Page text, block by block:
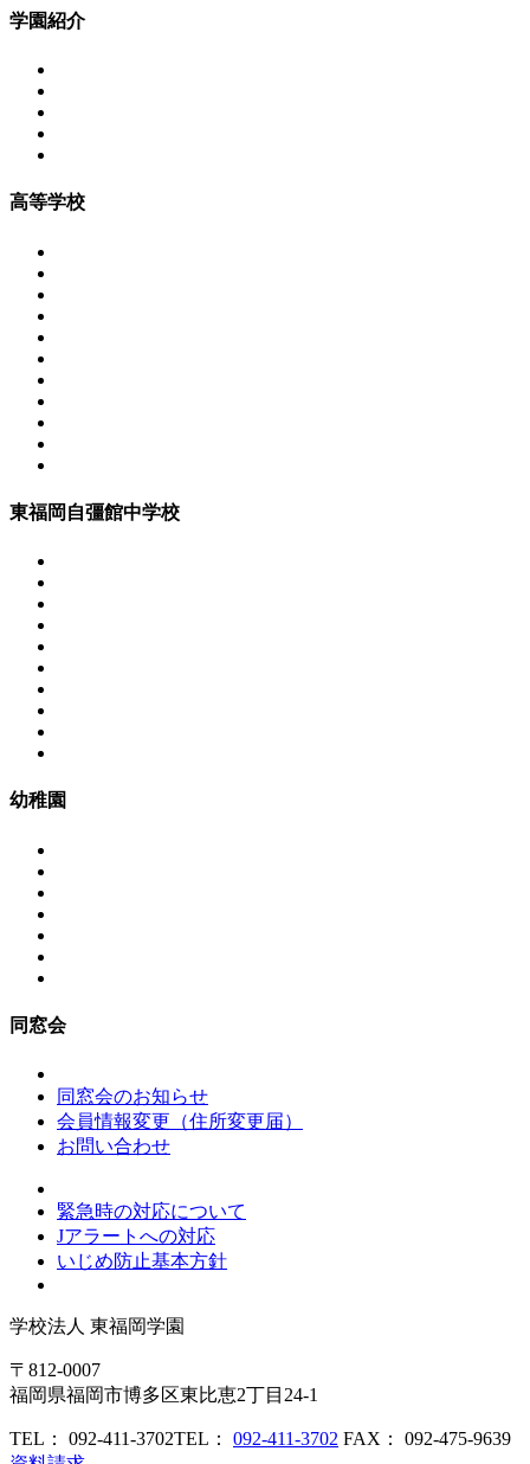
学園紹介
高等学校
東福岡自彊館中学校
幼稚園
同窓会
同窓会のお知らせ
会員情報変更（住所変更届）
お問い合わせ
緊急時の対応について
Jアラートへの対応
いじめ防止基本方針
学校法人 東福岡学園
〒812-0007
福岡県福岡市博多区東比恵2丁目24-1
TEL： 092-411-3702TEL： 092-411-3702 FAX： 092-475-9639